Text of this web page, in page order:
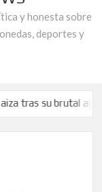
y honesta sobre
deportes y
brutal agresión